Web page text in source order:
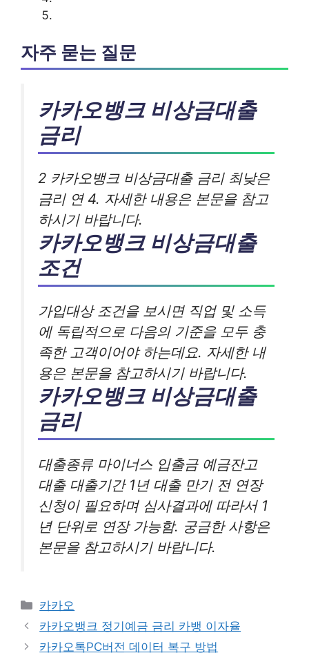
자주 묻는 질문
카카오뱅크 비상금대출
금리
2 카카오뱅크 비상금대출 금리 최낮은
금리 연 4. 자세한 내용은 본문을 참고
하시기 바랍니다.
카카오뱅크 비상금대출
조건
가입대상 조건을 보시면 직업 및 소득
에 독립적으로 다음의 기준을 모두 충
족한 고객이어야 하는데요. 자세한 내
용은 본문을 참고하시기 바랍니다.
카카오뱅크 비상금대출
금리
대출종류 마이너스 입출금 예금잔고
대출 대출기간 1년 대출 만기 전 연장
신청이 필요하며 심사결과에 따라서 1
년 단위로 연장 가능함. 궁금한 사항은
본문을 참고하시기 바랍니다.
카
테
고
리
카카오
카카오뱅크 정기예금 금리 카뱅 이자율
카카오톡PC버전 데이터 복구 방법